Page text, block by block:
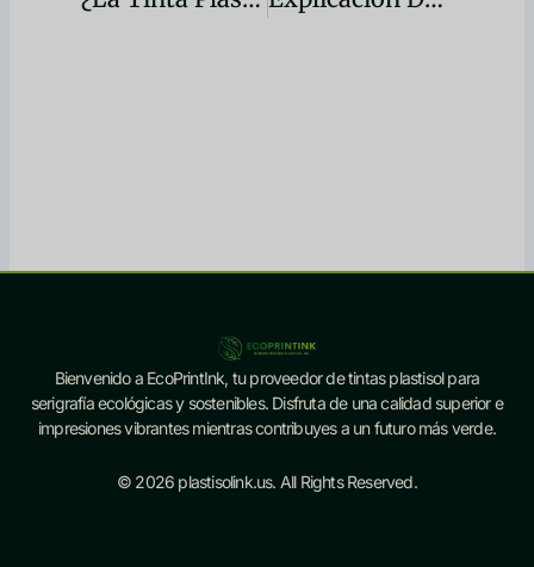
Bienvenido a EcoPrintInk, tu proveedor de tintas plastisol para
serigrafía ecológicas y sostenibles. Disfruta de una calidad superior e
impresiones vibrantes mientras contribuyes a un futuro más verde.
© 2026 plastisolink.us. All Rights Reserved.